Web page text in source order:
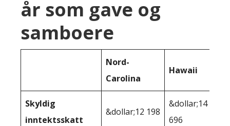
år som gave og
samboere
Nord-
Carolina
Hawaii
Skyldig
inntektsskatt
&dollar;12 198
&dollar;14
696